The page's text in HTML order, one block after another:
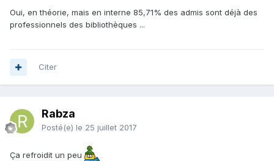
Oui, en théorie, mais en interne 85,71% des admis sont déjà des
professionnels des bibliothèques ...
Citer
Rabza
Posté(e) le 25 juillet 2017
Ça refroidit un peu